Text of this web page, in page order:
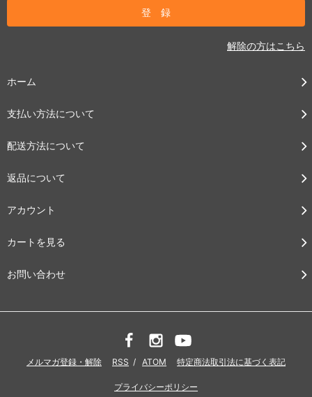
解除の方はこちら
ホーム
支払い方法について
配送方法について
返品について
アカウント
カートを見る
お問い合わせ
メルマガ登録・解除 RSS / ATOM 特定商法取引法に基づく表記
プライバシーポリシー